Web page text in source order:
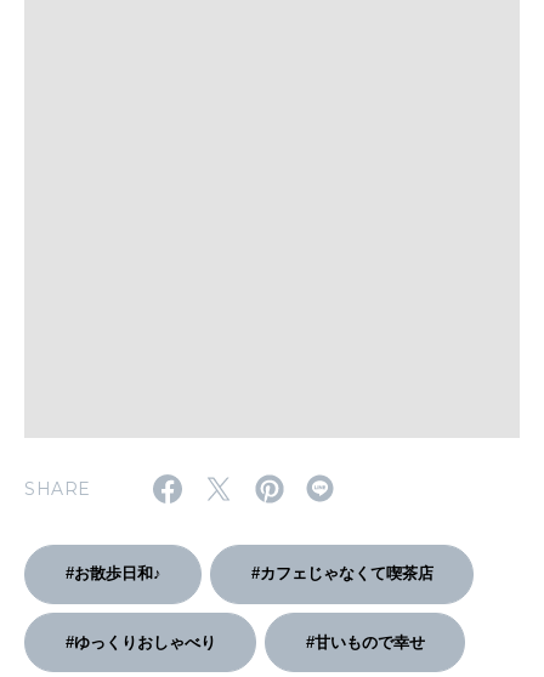
2026年1月号「猫がいれば、幸せ」
2025年12月号「お酒の新常識。」
SHARE
#お散歩日和♪ #カフェじゃなくて喫茶店
#ゆっくりおしゃべり #甘いもので幸せ